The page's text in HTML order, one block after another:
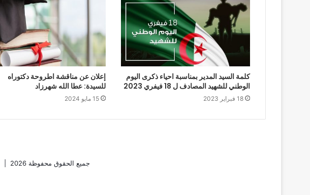
كلمة السيد المدير بمناسبة احياء ذكرى اليوم
الوطني للشهيد المصادف ل 18 فيفري 2023
18 فبراير 2023
إعلان عن مناقشة اطروحة دكتوراه
للسيدة: عطا الله شهرزاد
15 مايو 2024
جميع الحقوق محفوظة 2026 |